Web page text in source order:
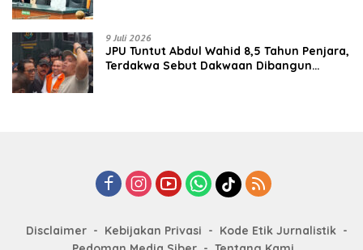
9 Juli 2026
JPU Tuntut Abdul Wahid 8,5 Tahun Penjara,
Terdakwa Sebut Dakwaan Dibangun
Disclaimer Kebijakan Privasi
Kode Etik Jurnalistik